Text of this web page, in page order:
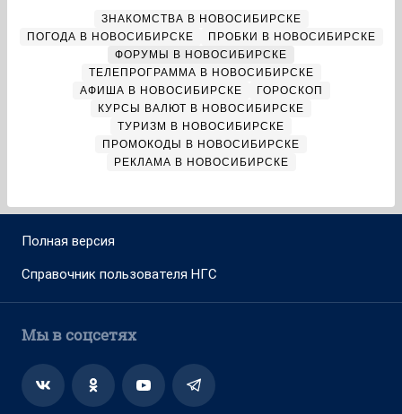
ЗНАКОМСТВА В НОВОСИБИРСКЕ
ПОГОДА В НОВОСИБИРСКЕ
ПРОБКИ В НОВОСИБИРСКЕ
ФОРУМЫ В НОВОСИБИРСКЕ
ТЕЛЕПРОГРАММА В НОВОСИБИРСКЕ
АФИША В НОВОСИБИРСКЕ
ГОРОСКОП
КУРСЫ ВАЛЮТ В НОВОСИБИРСКЕ
ТУРИЗМ В НОВОСИБИРСКЕ
ПРОМОКОДЫ В НОВОСИБИРСКЕ
РЕКЛАМА В НОВОСИБИРСКЕ
Полная версия
Справочник пользователя НГС
Мы в соцсетях